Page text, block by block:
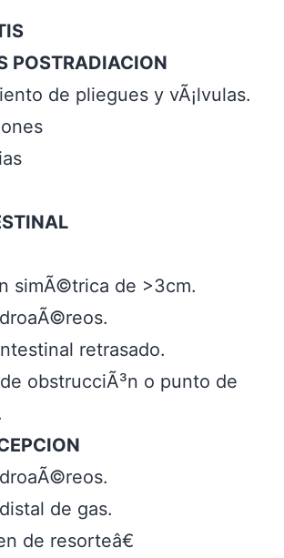
POSTRADIACION
de pliegues y vÃ¡lvulas.
simÃ©trica de >3cm.
retrasado.
obstrucciÃ³n o punto de
de gas.
de resorteâ€